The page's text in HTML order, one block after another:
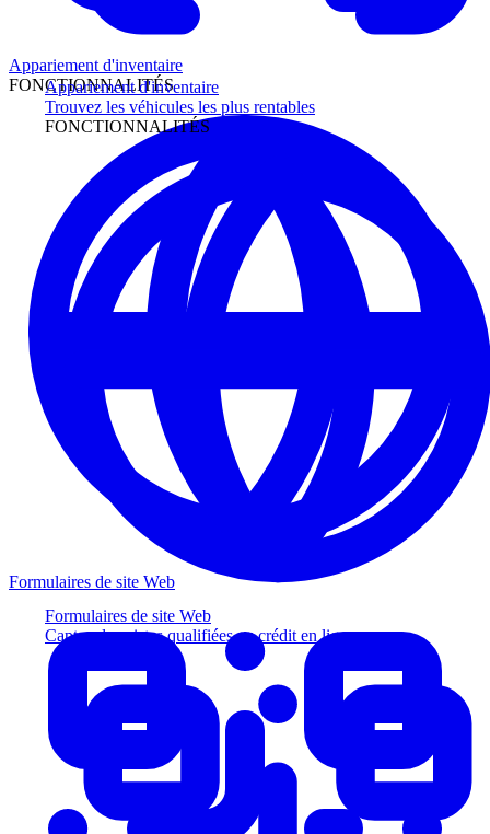
Appariement d'inventaire
Trouvez les véhicules les plus rentables
FONCTIONNALITÉS
Formulaires de site Web
Captez des pistes qualifiées au crédit en ligne
Appariement d'inventaire
FONCTIONNALITÉS
Formulaires de site Web